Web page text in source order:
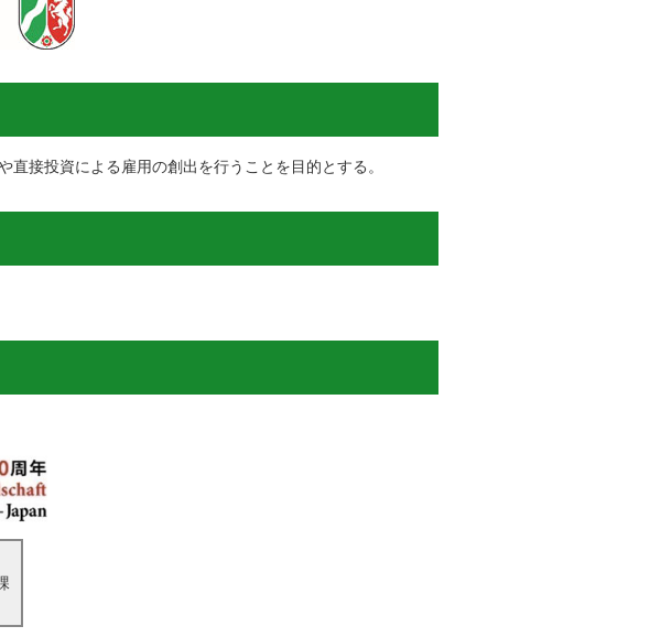
接投資による雇用の創出を行うことを目的とする。